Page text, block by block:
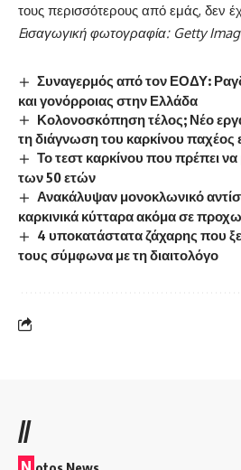
τους περισσότερους από εμάς, δεν
Eισαγωγική φωτογραφία: Getty
Συναγερμός από τον ΕΟΔΥ:
και γονόρροιας στην Ελλάδα
Κολονοσκόπηση τέλος; Νέο
τη διάγνωση του καρκίνου παχέος
Το τεστ καρκίνου που πρέπει
των 50 ετών
Ανακάλυψαν μονοκλωνικό
καρκινικά κύτταρα ακόμα σε
4 υποκατάστατα ζάχαρης που
τους σύμφωνα με τη διαιτολόγο
//